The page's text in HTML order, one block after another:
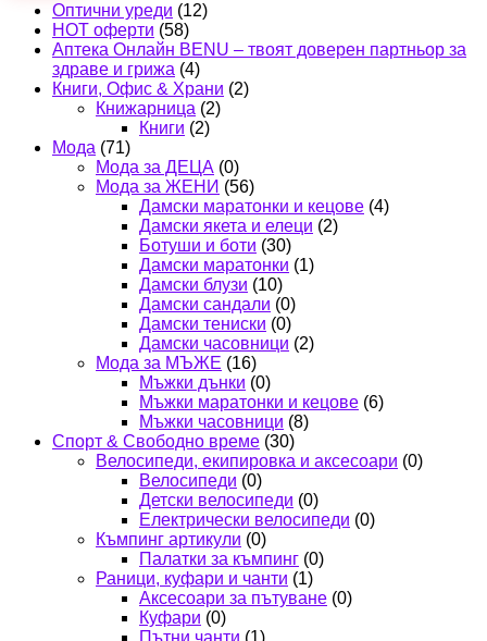
Оптични уреди (12)
HOT оферти (58)
Аптека Онлайн BENU – твоят доверен партньор за
здраве и грижа (4)
Книги, Офис & Храни (2)
Книжарница (2)
Книги (2)
Мода (71)
Мода за ДЕЦА (0)
Мода за ЖЕНИ (56)
Дамски маратонки и кецове (4)
Дамски якета и елеци (2)
Ботуши и боти (30)
Дамски маратонки (1)
Дамски блузи (10)
Дамски сандали (0)
Дамски тениски (0)
Дамски часовници (2)
Мода за МЪЖЕ (16)
Мъжки дънки (0)
Мъжки маратонки и кецове (6)
Мъжки часовници (8)
Спорт & Свободно време (30)
Велосипеди, екипировка и аксесоари (0)
Велосипеди (0)
Детски велосипеди (0)
Електрически велосипеди (0)
Къмпинг артикули (0)
Палатки за къмпинг (0)
Раници, куфари и чанти (1)
Аксесоари за пътуване (0)
Куфари (0)
Пътни чанти (1)